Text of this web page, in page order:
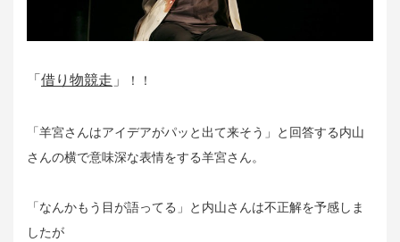
「 借り物競走 」 ！！
「羊宮さんはアイデアがパッと出て来そう」と回答する内山
さんの横で意味深な表情をする羊宮さん。
「なんかもう目が語ってる」と内山さんは不正解を予感しま
したが